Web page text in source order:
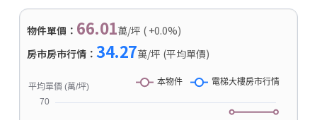
物件單價： 66.01萬/坪 ( +0.0%)
房市房市行情： 34.27萬/坪 (平均單價)